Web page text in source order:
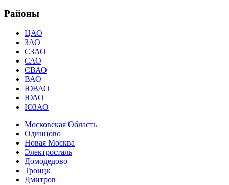
Районы
ЦАО
ЗАО
СЗАО
САО
СВАО
ВАО
ЮВАО
ЮАО
ЮЗАО
Московская Область
Одинцово
Новая Москва
Электросталь
Домодедово
Троицк
Дмитров